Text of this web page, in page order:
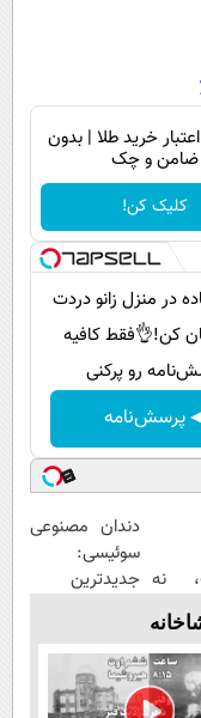
اعتبار خرید طلا | بدون
ضامن و چک
کلیک کن!
در منزل زانو دردت
کن!👌فقط کافیه
رو پرکنی
پرسش‌نامه
نه
دندان مصنوعی
سوئیسی:
جدیدترین
پرداخت قسطی